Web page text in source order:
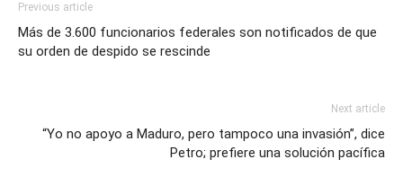
Previous article
Más de 3.600 funcionarios federales son notificados de que
su orden de despido se rescinde
Next article
“Yo no apoyo a Maduro, pero tampoco una invasión”, dice
Petro; prefiere una solución pacífica